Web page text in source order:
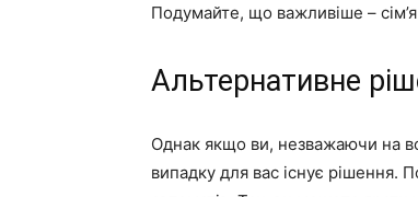
Подумайте, що важливіше –
Альтернативне
Однак якщо ви, незважаючи на
випадку для вас існує рішення.